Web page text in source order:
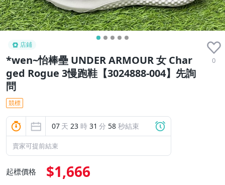
店鋪
*wen~怡棒壘 UNDER ARMOUR 女 Char
ged Rogue 3慢跑鞋【3024888-004】先詢
問
0
競標
07 天 23 時 31 分 57 秒結束
賣家可提前結束
起標價格 $1,666